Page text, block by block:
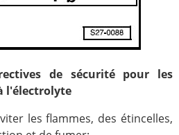
de sécurité pour les
l'électrolyte
les flammes, des étincelles,